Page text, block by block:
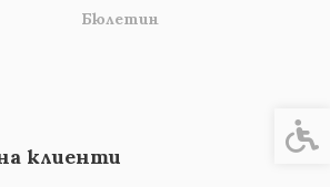
клиенти
Бюлетин